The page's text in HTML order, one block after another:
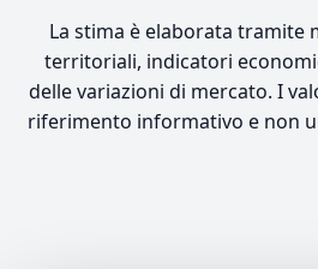
La stima è elaborata tramite
territoriali, indicatori
delle variazioni di mercato. I
riferimento informativo e non